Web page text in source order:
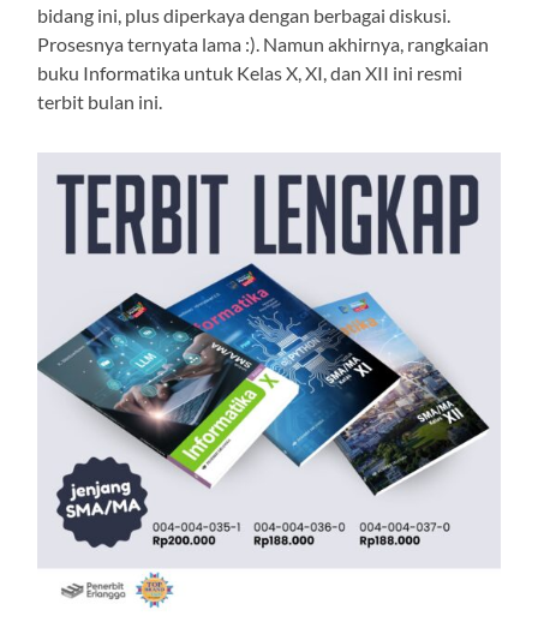
bidang ini, plus diperkaya dengan berbagai diskusi.
Prosesnya ternyata lama :). Namun akhirnya, rangkaian
buku Informatika untuk Kelas X, XI, dan XII ini resmi
terbit bulan ini.